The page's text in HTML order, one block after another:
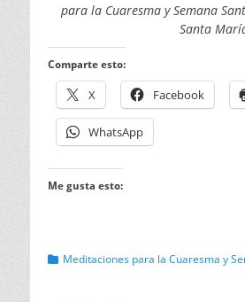
para la Cuaresma y Semana
Santa
Comparte esto:
X Facebook
WhatsApp
Me gusta esto:
Categorias
Meditaciones para la Cuaresma y